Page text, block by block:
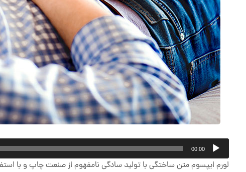
پخش‌کننده
صوت
00:00
لورم ایپسوم متن ساختگی با تولید سادگی نامفهوم از صنعت چاپ و با